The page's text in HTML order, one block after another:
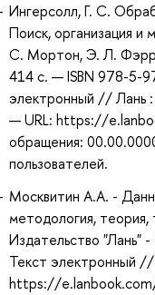
Ингерсолл, Г. С.
Поиск, организация и
С. Мортон, Э. Л.
414 с. — ISBN 978-5-
электронный // Лань
— URL: https://
обращения:
пользователей.
Москвитин А.А. -
методология,
Издательство "Лань"
Текст электронный
https://